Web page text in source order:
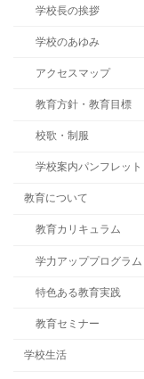
学校長の挨拶
学校のあゆみ
アクセスマップ
教育方針・教育目標
校歌・制服
学校案内パンフレット
教育について
教育カリキュラム
学力アッププログラム
特色ある教育実践
教育セミナー
学校生活